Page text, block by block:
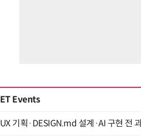
ET Events
UX 기획·DESIGN.md 설계·AI 구현